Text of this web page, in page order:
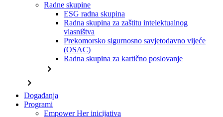
Radne skupine
ESG radna skupina
Radna skupina za zaštitu intelektualnog
vlasništva
Prekomorsko sigurnosno savjetodavno vijeće
(OSAC)
Radna skupina za kartično poslovanje
chevron_right
chevron_right
Događanja
Programi
Empower Her inicijativa